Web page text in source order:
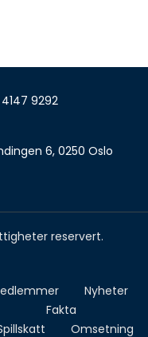
9292
6, 0250 Oslo
reservert.
Nyheter
Fakta
Omsetning